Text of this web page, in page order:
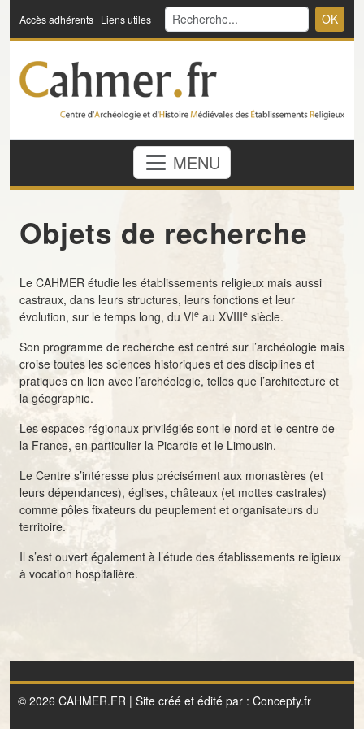
Accès adhérents | Liens utiles OK
MENU
Objets de recherche
Le CAHMER étudie les établissements religieux mais aussi
castraux, dans leurs structures, leurs fonctions et leur
évolution, sur le temps long, du VIe au XVIIIe siècle.
Son programme de recherche est centré sur l’archéologie mais
croise toutes les sciences historiques et des disciplines et
pratiques en lien avec l’archéologie, telles que l’architecture et
la géographie.
Les espaces régionaux privilégiés sont le nord et le centre de
la France, en particulier la Picardie et le Limousin.
Le Centre s’intéresse plus précisément aux monastères (et
leurs dépendances), églises, châteaux (et mottes castrales)
comme pôles fixateurs du peuplement et organisateurs du
territoire.
Il s’est ouvert également à l’étude des établissements religieux
à vocation hospitalière.
© 2026 CAHMER.FR | Site créé et édité par : Concepty.fr